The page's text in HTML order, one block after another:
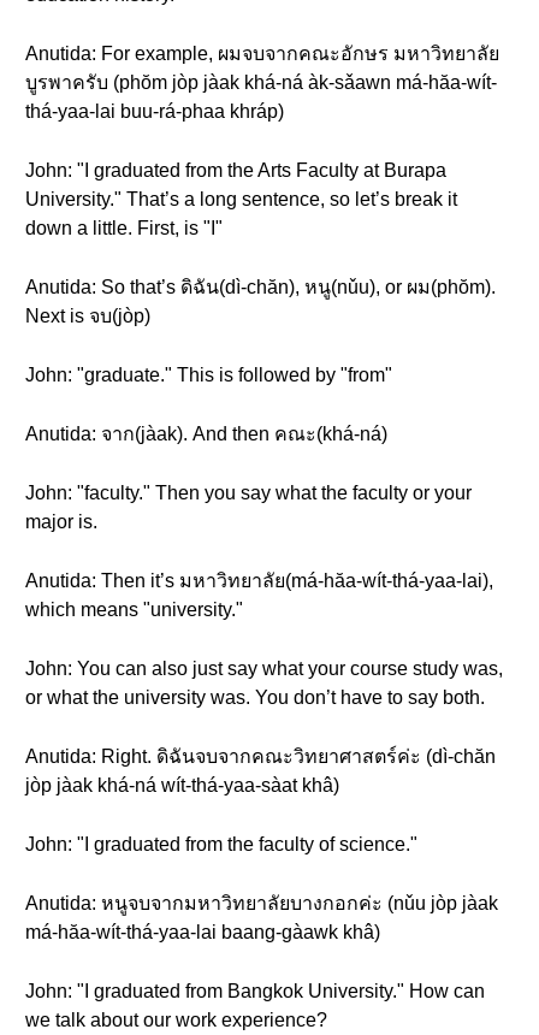
Anutida: For example, ผมจบจากคณะอักษร มหาวิทยาลัย
บูรพาครับ (phŏm jòp jàak khá-ná àk-sǎawn má-hăa-wít-
thá-yaa-lai buu-rá-phaa khráp)
John: "I graduated from the Arts Faculty at Burapa
University." That’s a long sentence, so let’s break it
down a little. First, is "I"
Anutida: So that’s ดิฉัน(dì-chăn), หนู(nǔu), or ผม(phŏm).
Next is จบ(jòp)
John: "graduate." This is followed by "from"
Anutida: จาก(jàak). And then คณะ(khá-ná)
John: "faculty." Then you say what the faculty or your
major is.
Anutida: Then it’s มหาวิทยาลัย(má-hăa-wít-thá-yaa-lai),
which means "university."
John: You can also just say what your course study was,
or what the university was. You don’t have to say both.
Anutida: Right. ดิฉันจบจากคณะวิทยาศาสตร์ค่ะ (dì-chăn
jòp jàak khá-ná wít-thá-yaa-sàat khâ)
John: "I graduated from the faculty of science."
Anutida: หนูจบจากมหาวิทยาลัยบางกอกค่ะ (nǔu jòp jàak
má-hăa-wít-thá-yaa-lai baang-gàawk khâ)
John: "I graduated from Bangkok University." How can
we talk about our work experience?